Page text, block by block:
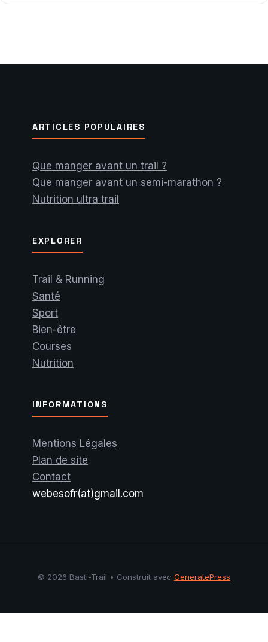
ARTICLES POPULAIRES
Que manger avant un trail ?
Que manger avant un semi-marathon ?
Nutrition ultra trail
EXPLORER
Trail & Running
Santé
Sport
Bien-être
Courses
Nutrition
INFORMATIONS
Mentions Légales
Plan de site
Contact
webesofr(at)gmail.com
© 2026 Basti-Trail • Construit avec GeneratePress